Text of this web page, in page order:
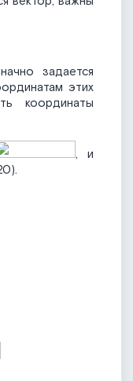
задается
этих
координаты
, и